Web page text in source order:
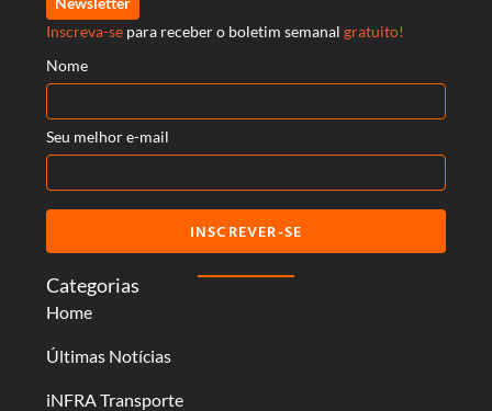
Categorias
Home
Últimas Notícias
iNFRA Transporte
Inscreva-se para receber o boletim semanal gratuito!
Nome
Seu melhor e-mail
INSCREVER-SE